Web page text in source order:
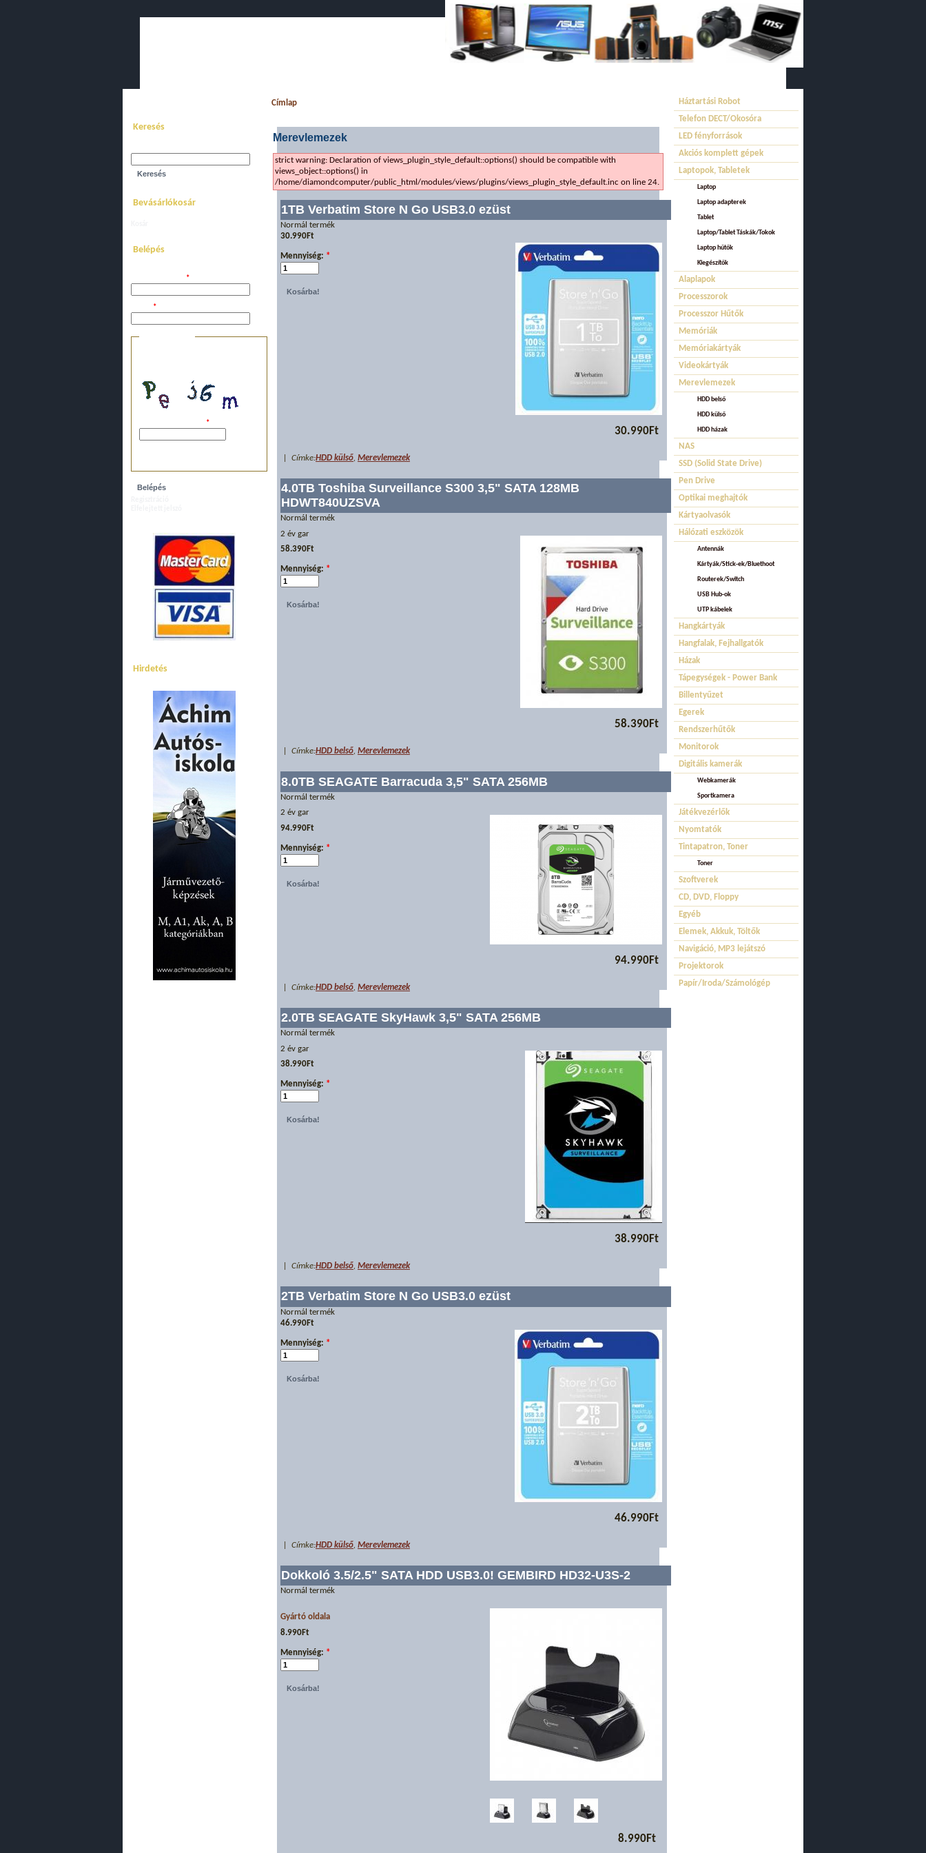
Keresés
Bevásárlókosár
Belépés
*
*
*
Hirdetés
Címlap
Merevlemezek
strict warning: Declaration of views_plugin_style_default::options() should be compatible with
views_object::options() in
/home/diamondcomputer/public_html/modules/views/plugins/views_plugin_style_default.inc on line 24.
1TB Verbatim Store N Go USB3.0 ezüst
Normál termék
30.990Ft
30.990Ft
Mennyiség: *
| Címke:HDD külső, Merevlemezek
4.0TB Toshiba Surveillance S300 3,5" SATA 128MB
HDWT840UZSVA
Normál termék
58.390Ft
2 év gar
58.390Ft
Mennyiség: *
| Címke:HDD belső, Merevlemezek
8.0TB SEAGATE Barracuda 3,5" SATA 256MB
Normál termék
94.990Ft
2 év gar
94.990Ft
Mennyiség: *
| Címke:HDD belső, Merevlemezek
2.0TB SEAGATE SkyHawk 3,5" SATA 256MB
Normál termék
38.990Ft
2 év gar
38.990Ft
Mennyiség: *
| Címke:HDD belső, Merevlemezek
2TB Verbatim Store N Go USB3.0 ezüst
Normál termék
46.990Ft
46.990Ft
Mennyiség: *
| Címke:HDD külső Merevlemezek
Dokkoló 3.5/2.5" SATA HDD USB3.0! GEMBIRD HD32-U3S-2
Normál termék
8.990Ft
Gyártó oldala
8.990Ft
Mennyiség: *
Háztartási Robot
Telefon DECT/Okosóra
LED fényforrások
Akciós komplett gépek
Laptopok, Tabletek
Laptop
Laptop adapterek
Tablet
Laptop/Tablet Táskák/Tokok
Laptop hűtők
Kiegészítők
Alaplapok
Processzorok
Processzor Hűtők
Memóriák
Memóriakártyák
Videokártyák
Merevlemezek
HDD belső
HDD külső
HDD házak
NAS
SSD (Solid State Drive)
Pen Drive
Optikai meghajtók
Kártyaolvasók
Hálózati eszközök
Antennák
Kártyák/Stick-ek/Bluethoot
Routerek/Switch
USB Hub-ok
UTP kábelek
Hangkártyák
Hangfalak, Fejhallgatók
Házak
Tápegységek - Power Bank
Billentyűzet
Egerek
Rendszerhűtők
Monitorok
Digitális kamerák
Webkamerák
Sportkamera
Játékvezérlők
Nyomtatók
Tintapatron, Toner
Toner
Szoftverek
CD, DVD, Floppy
Egyéb
Elemek, Akkuk, Töltők
Navigáció, MP3 lejátszó
Projektorok
Papír/Iroda/Számológép